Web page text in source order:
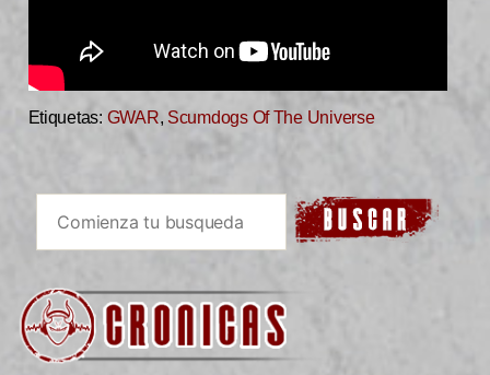
Etiquetas: GWAR, Scumdogs Of The Universe